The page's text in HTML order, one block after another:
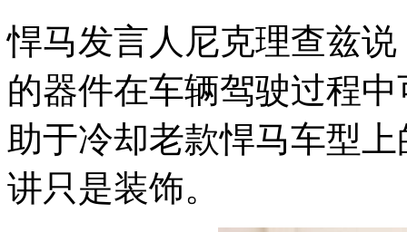
悍马发言人尼克理查兹
的器件在车辆驾驶过程
助于冷却老款悍马车型
讲只是装饰。